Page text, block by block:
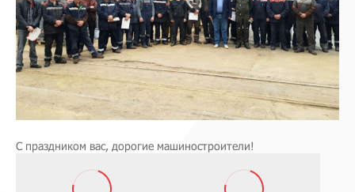
С праздником вас, дорогие машиностроители!